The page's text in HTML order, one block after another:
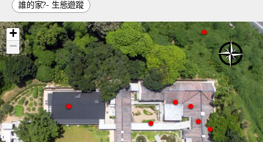
誰的家?- 生態遊蹤
+
−